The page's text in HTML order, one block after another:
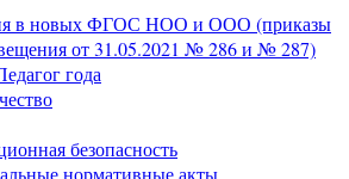
в новых ФГОС НОО и ООО (приказы
от 31.05.2021 № 286 и № 287)
года
безопасность
нормативные акты